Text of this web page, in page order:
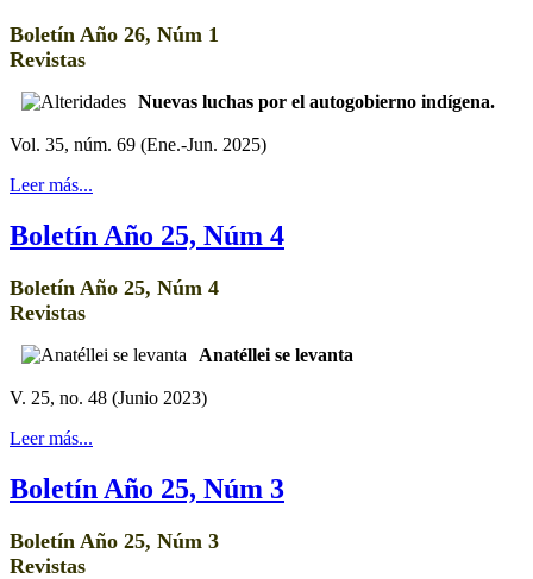
Boletín Año 26, Núm 1
Revistas
Nuevas luchas por el autogobierno indígena.
Vol. 35, núm. 69 (Ene.-Jun. 2025)
Leer más...
Boletín Año 25, Núm 4
Boletín Año 25, Núm 4
Revistas
Anatéllei se levanta
V. 25, no. 48 (Junio 2023)
Leer más...
Boletín Año 25, Núm 3
Boletín Año 25, Núm 3
Revistas